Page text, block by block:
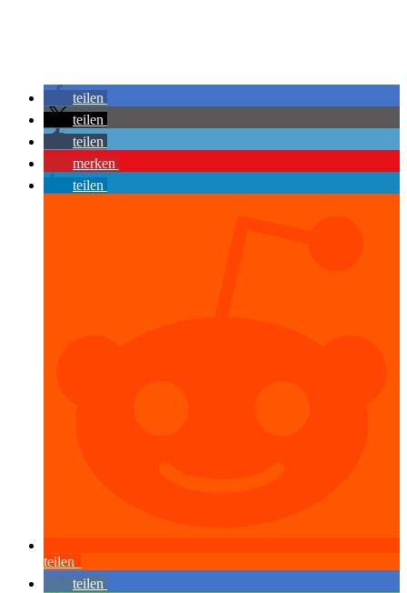
teilen
teilen
teilen
merken
teilen
teilen
teilen